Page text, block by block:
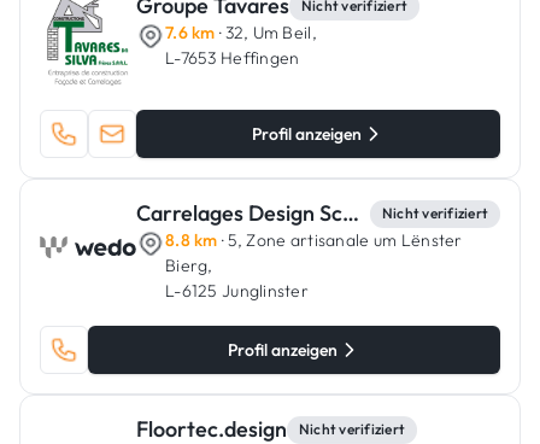
Nicht verifiziert
7.6 km · 32, Um Beil,
L-7653 Heffingen
Profil anzeigen
Carrelages Design Schäfer Nicht verifiziert
8.8 km · 5, Zone artisanale um Lënster
Bierg,
L-6125 Junglinster
Profil anzeigen
Floortec.design Nicht verifiziert